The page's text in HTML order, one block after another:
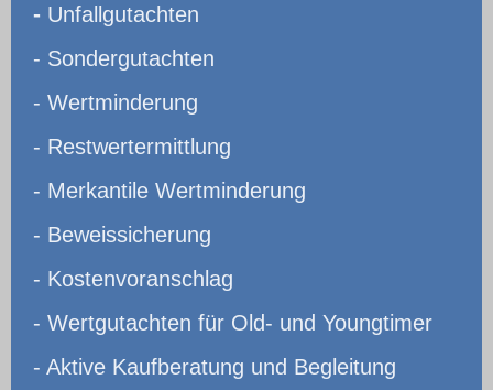
- Unfallgutachten
- Sondergutachten
- Wertminderung
- Restwertermittlung
- Merkantile Wertminderung
- Beweissicherung
- Kostenvoranschlag
- Wertgutachten für Old- und Youngtimer
- Aktive Kaufberatung und Begleitung